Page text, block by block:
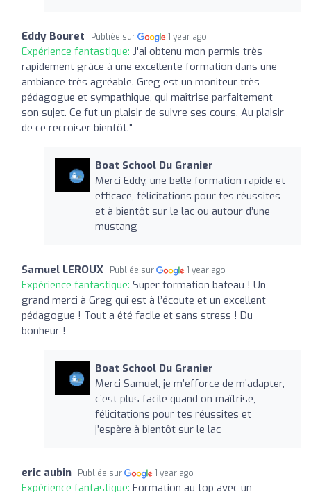
Eddy Bouret Publiée sur 1 year ago
Expérience fantastique: J'ai obtenu mon permis très
rapidement grâce à une excellente formation dans une
ambiance très agréable. Greg est un moniteur très
pédagogue et sympathique, qui maîtrise parfaitement
son sujet. Ce fut un plaisir de suivre ses cours. Au plaisir
de ce recroiser bientôt."
Boat School Du Granier
Merci Eddy, une belle formation rapide et
efficace, félicitations pour tes réussites
et à bientôt sur le lac ou autour d’une
mustang
Samuel LEROUX Publiée sur 1 year ago
Expérience fantastique: Super formation bateau ! Un
grand merci à Greg qui est à l’écoute et un excellent
pédagogue ! Tout a été facile et sans stress ! Du
bonheur !
Boat School Du Granier
Merci Samuel, je m’efforce de m’adapter,
c’est plus facile quand on maîtrise,
félicitations pour tes réussites et
j’espère à bientôt sur le lac
eric aubin Publiée sur 1 year ago
Expérience fantastique: Formation au top avec un